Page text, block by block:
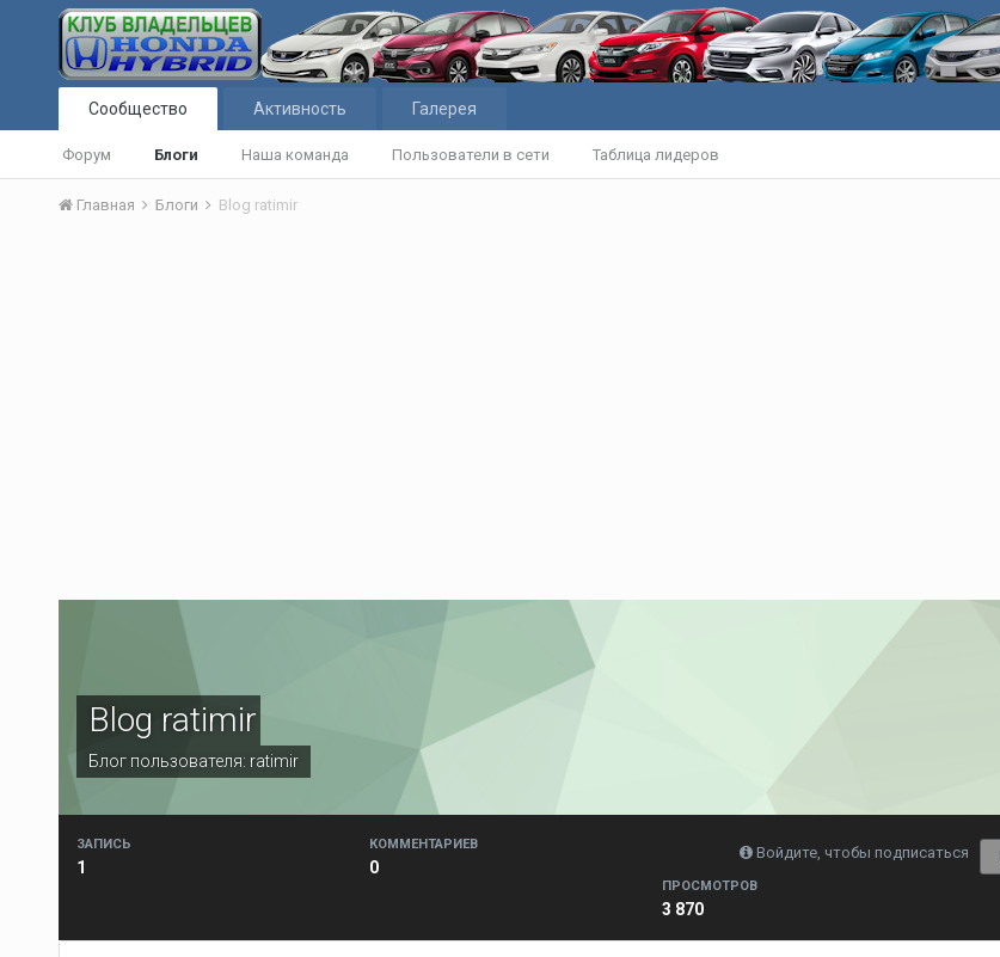
Сообщество
Форум Блоги Наша команда Пользователи в сети Таблица лидеров
Активность Галерея
Главная Блоги Blog ratimir
Blog ratimir
Блог пользователя: ratimir
Войдите, чтобы подписаться
ЗАПИСЬ
1
КОММЕНТАРИЕВ
0
ПРОСМОТРОВ
3 870